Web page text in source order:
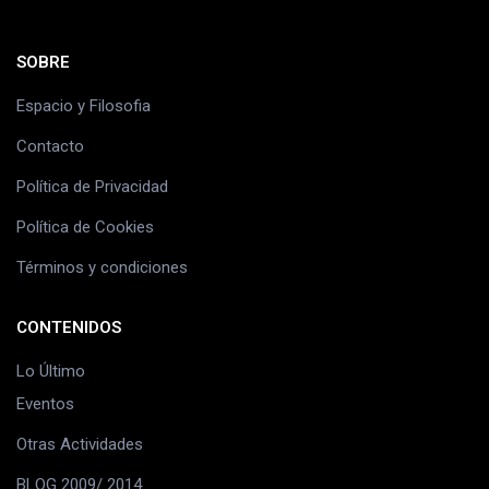
SOBRE
Espacio y Filosofia
Contacto
Política de Privacidad
Política de Cookies
Términos y condiciones
CONTENIDOS
Lo Último
Eventos
Otras Actividades
BLOG 2009/ 2014